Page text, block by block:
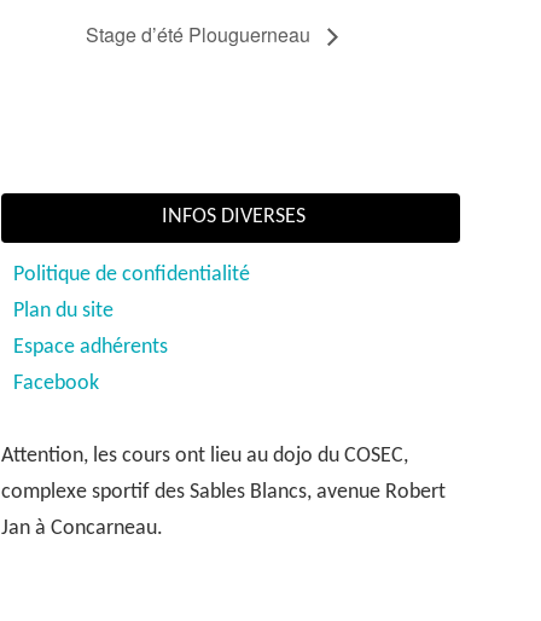
Stage d’été Plouguerneau
INFOS DIVERSES
Politique de confidentialité
Plan du site
Espace adhérents
Facebook
Attention, les cours ont lieu au dojo du COSEC,
complexe sportif des Sables Blancs, avenue Robert
Jan à Concarneau.